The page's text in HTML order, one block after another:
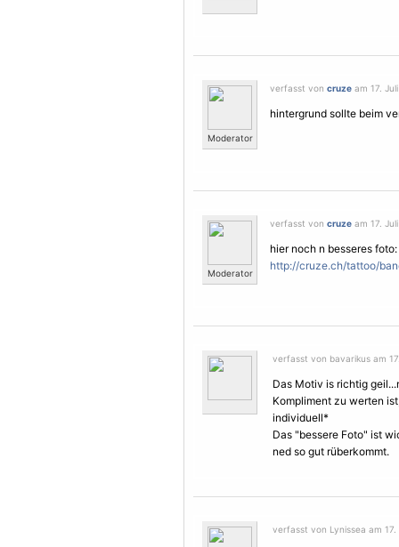
Moderator
verfasst von cruze am 17.
hintergrund sollte beim
Moderator
verfasst von cruze am 17.
hier noch n besseres foto:
http://cruze.ch/tattoo/
verfasst von bavarikus am
Das Motiv is richtig
Kompliment zu werten
individuell*
Das "bessere Foto" ist
ned so gut rüberkommt.
verfasst von Lynissea am 17.